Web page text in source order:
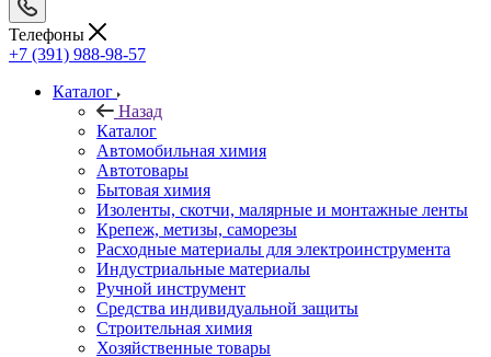
Телефоны
+7 (391) 988-98-57
Каталог
Назад
Каталог
Автомобильная химия
Автотовары
Бытовая химия
Изоленты, скотчи, малярные и монтажные ленты
Крепеж, метизы, саморезы
Расходные материалы для электроинструмента
Индустриальные материалы
Ручной инструмент
Средства индивидуальной защиты
Строительная химия
Хозяйственные товары